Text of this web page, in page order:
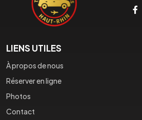
LIENS UTILES
À propos de nous
Réserver en ligne
Photos
Contact